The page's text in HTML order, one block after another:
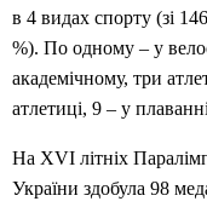
в 4 видах спорту (зі
%). По одному – у
академічному, три
атлетиці, 9 – у
На ХVІ літніх
України здобула 98